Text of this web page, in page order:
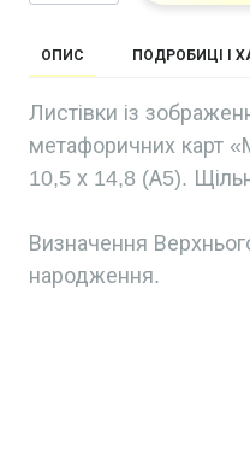
ОПИС ПОДРОБИЦІ І
Листівки із
метафоричних карт
10,5 х 14,8 (А5).
Визначення
народження.